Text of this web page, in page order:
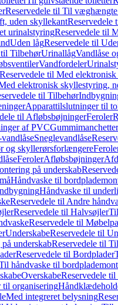
Reservedele til Til
uden skyllekantReservedele
urinalstyringReservedele til
Uden lågReservedele til
til TilbehørUrinallågVandlåse
Vandfordeler
Reservedele til Med
elektronisk skyllestyring,
til Tilbehør
Apparattilslutninger til
til AfløbsbøjningerFeroler
af PVC
Sneglevandlåse
og skyllerørsforlængere
FerolerAfløbsbøjninger
på underskab
Håndvaske til
Håndvaske til
Reservedele til Andre
Reservedele til Halvsøjler
Reservedele til
UnderskabeReservedele til
underskabReservedele til
Reservedele til Bordplader
håndvaske til
OverskabeReservedele
til organisering
Med integreret belysning